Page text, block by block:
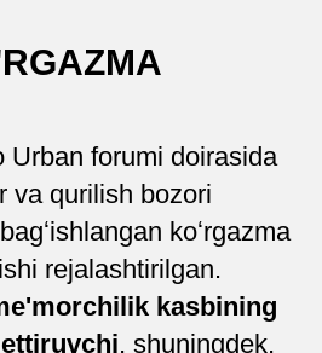
Urban forumi doirasida
va qurilish bozori
koʻrgazma
rejalashtirilgan.
kasbining
, shuningdek,